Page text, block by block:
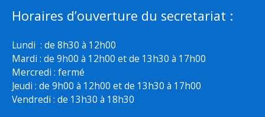
Horaires d’ouverture du secretariat :
Lundi : de 8h30 à 12h00
Mardi : de 9h00 à 12h00 et de 13h30 à 17h00
Mercredi : fermé
Jeudi : de 9h00 à 12h00 et de 13h30 à 17h00
Vendredi : de 13h30 à 18h30